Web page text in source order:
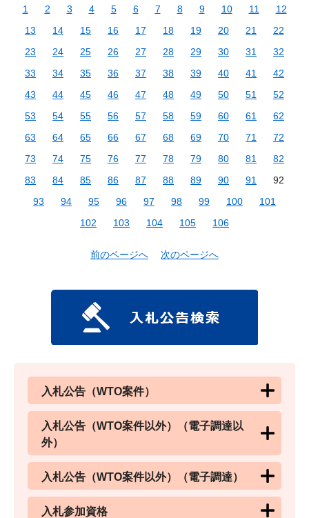
1 2 3 4 5 6 7 8 9 10 11
12
13
14 15 16 17 18 19 20 21
22
23
24 25 26 27 28 29 30 31
32
33
34 35 36 37 38 39 40 41
42
43
44 45 46 47 48 49 50 51
52
53
54 55 56 57 58 59 60 61
62
63
64 65 66 67 68 69 70 71
72
73
74 75 76 77 78 79 80 81
82
83
84 85 86 87 88 89 90 91
92
93
94 95 96 97 98 99 100
101
102
103 104 105 106
前のページへ 次のページへ
入札公告（WTO案件）
入札公告（WTO案件以外）（電子調達以
外）
入札公告（WTO案件以外）（電子調達）
入札参加資格